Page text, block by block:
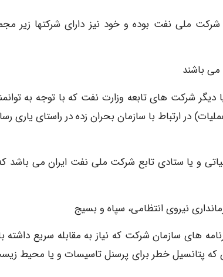
ملی نفت بوده و خود نیز دارای شرکتها زیر
باشند
شرکت های تابعه وزارت نفت که با توجه به
در ارتباط با سازمان بحران زده در راستای یاری
و یا ستادی تابع شرکت ملی نفت ایران می باشد
نیروی انتظامی، سپاه و بسیج
های سازمان شرکت که نیاز به مقابله سریع داشته
که پتانسیل خطر برای پرسنل تاسیسات و یا محیط